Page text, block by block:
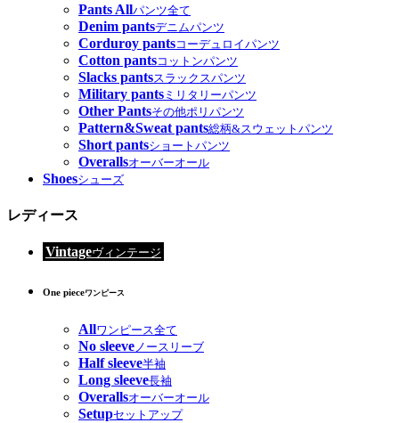
Pants Allパンツ全て
Denim pantsデニムパンツ
Corduroy pantsコーデュロイパンツ
Cotton pantsコットンパンツ
Slacks pantsスラックスパンツ
Military pants ミリタリーパンツ
Other Pantsその他ポリパンツ
Pattern&Sweat pants総柄&スウェットパンツ
Short pantsショートパンツ
Overallsオーバーオール
Shoesシューズ
レディース
Vintageヴィンテージ
One pieceワンピース
Allワンピース全て
No sleeveノースリーブ
Half sleeve半袖
Long sleeve長袖
Overallsオーバーオール
Setupセットアップ